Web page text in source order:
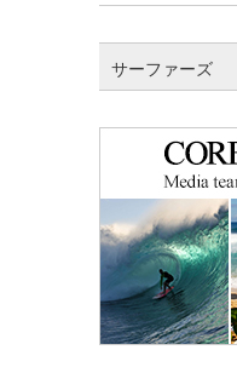
四国
沖縄
サーファーズ